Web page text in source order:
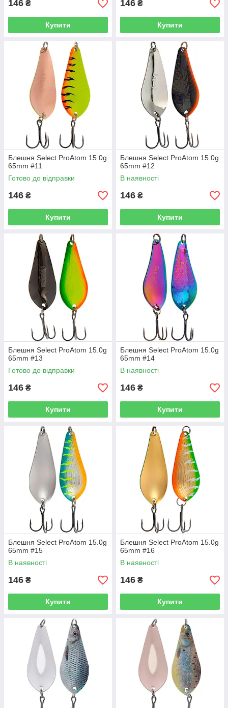
146 ₴
Купити
146 ₴
Купити
Блешня Select ProAtom 15.0g
65mm #11
Готово до відправки
146 ₴
Купити
Блешня Select ProAtom 15.0g
65mm #12
В наявності
146 ₴
Купити
Блешня Select ProAtom 15.0g
65mm #13
Готово до відправки
146 ₴
Купити
Блешня Select ProAtom 15.0g
65mm #14
В наявності
146 ₴
Купити
Блешня Select ProAtom 15.0g
65mm #15
В наявності
146 ₴
Купити
Блешня Select ProAtom 15.0g
65mm #16
В наявності
146 ₴
Купити